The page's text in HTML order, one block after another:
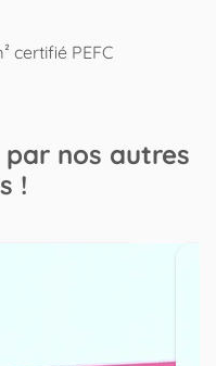
certifié PEFC
nos autres
!